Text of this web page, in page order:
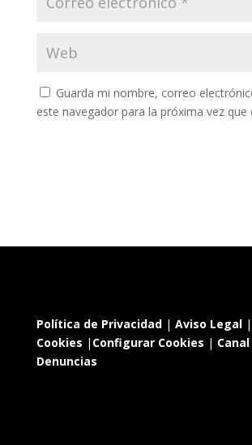
Guarda mi nombre, correo
este navegador para la próxima vez que
Política de Privacidad| Aviso Legal|
Cookies | Configurar Cookies |
Denuncias